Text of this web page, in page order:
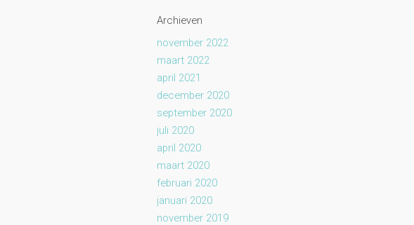
Archieven
november 2022
maart 2022
april 2021
december 2020
september 2020
juli 2020
april 2020
maart 2020
februari 2020
januari 2020
november 2019